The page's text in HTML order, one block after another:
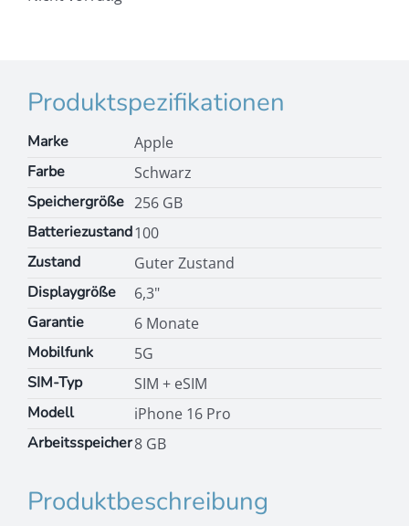
Produktspezifikationen
Marke
Apple
Farbe
Schwarz
Speichergröße 256 GB
Batteriezustand100
Zustand
Guter Zustand
Displaygröße
6,3"
Garantie
6 Monate
Mobilfunk
5G
SIM-Typ
SIM + eSIM
Modell
iPhone 16 Pro
Arbeitsspeicher8 GB
Produktbeschreibung